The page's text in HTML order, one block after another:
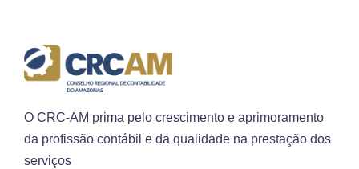
O CRC-AM prima pelo crescimento e aprimoramento
da profissão contábil e da qualidade na prestação dos
serviços